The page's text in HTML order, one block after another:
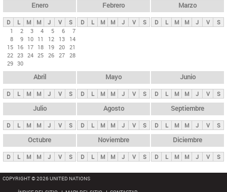
ds
p
n
i
p
a
l
s
Enero
D L M M J V
S
1
2 3 4 5 6
7
8
9 10 11 12 13
14
15 16 17 18 19 20 21
22 23 24 25 26 27 28
29 30
Febrero
D L M M J V S
Marzo
D L M M J V S
Abril
D L M M J V S
Mayo
D L M M J V S
Junio
D L M M J V S
Julio
D L M M J V S
Agosto
D L M M J V S
Septiembre
D L M M J V S
Octubre
D L M M J V S
Noviembre
D L M M J V S
Diciembre
D L M M J V S
COPYRIGHT © 2026 UNITED NATIONS